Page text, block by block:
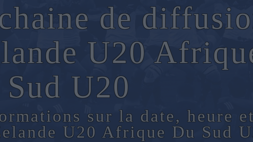
de
U20
Sud U20
sur la date, heure
U20 Afrique Du Sud